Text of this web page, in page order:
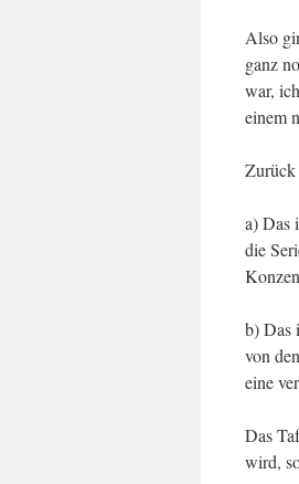
Also
ganz
war,
einem
Zurück
a) Das
die
b) Das
von
eine
Das
wird,